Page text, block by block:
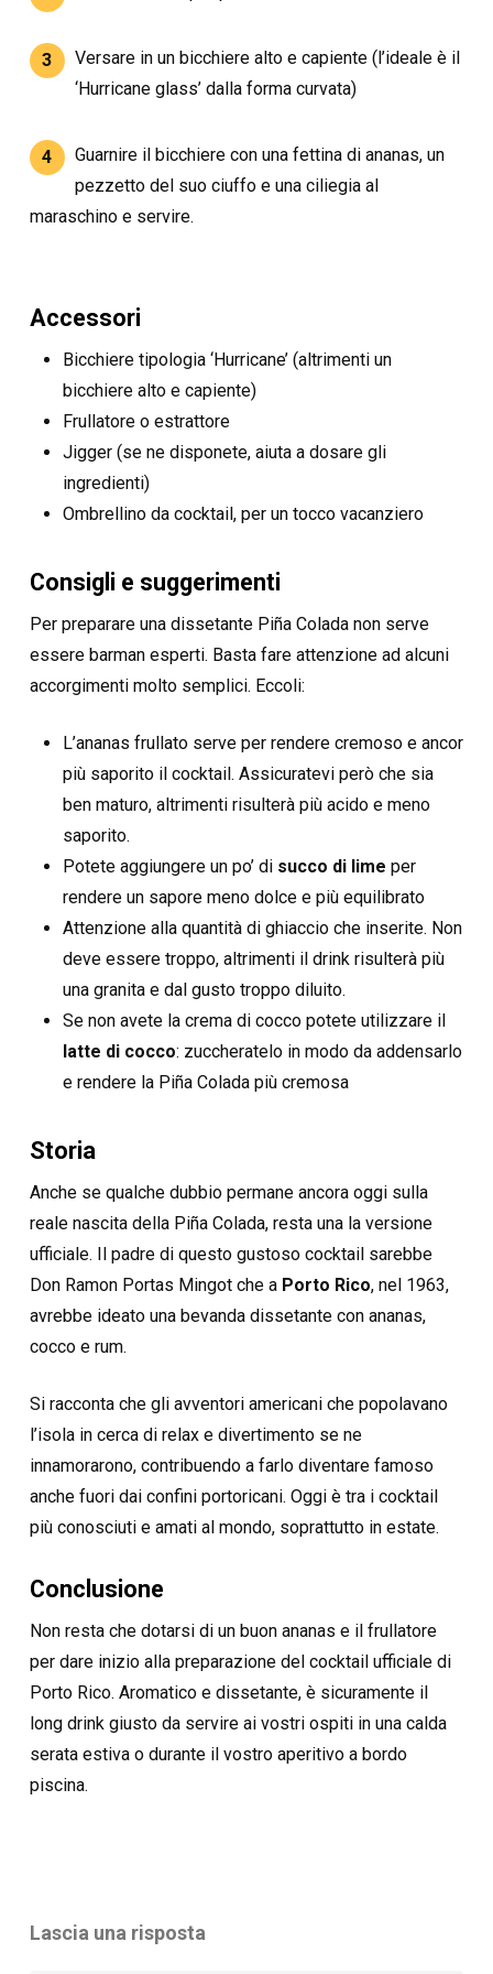
3
Versare in un bicchiere alto e capiente (l’ideale è il
‘Hurricane glass’ dalla forma curvata)
4
Guarnire il bicchiere con una fettina di ananas, un
pezzetto del suo ciuffo e una ciliegia al
maraschino e servire.
Accessori
Bicchiere tipologia ‘Hurricane’ (altrimenti un
bicchiere alto e capiente)
Frullatore o estrattore
Jigger (se ne disponete, aiuta a dosare gli
ingredienti)
Ombrellino da cocktail, per un tocco vacanziero
Consigli e suggerimenti
Per preparare una dissetante Piña Colada non serve
essere barman esperti. Basta fare attenzione ad alcuni
accorgimenti molto semplici. Eccoli:
L’ananas frullato serve per rendere cremoso e ancor
più saporito il cocktail. Assicuratevi però che sia
ben maturo, altrimenti risulterà più acido e meno
saporito.
Potete aggiungere un po’ di succo di lime per
rendere un sapore meno dolce e più equilibrato
Attenzione alla quantità di ghiaccio che inserite. Non
deve essere troppo, altrimenti il drink risulterà più
una granita e dal gusto troppo diluito.
Se non avete la crema di cocco potete utilizzare il
latte di cocco: zuccheratelo in modo da addensarlo
e rendere la Piña Colada più cremosa
Storia
Anche se qualche dubbio permane ancora oggi sulla
reale nascita della Piña Colada, resta una la versione
ufficiale. Il padre di questo gustoso cocktail sarebbe
Don Ramon Portas Mingot che a Porto Rico, nel 1963,
avrebbe ideato una bevanda dissetante con ananas,
cocco e rum.
Si racconta che gli avventori americani che popolavano
l’isola in cerca di relax e divertimento se ne
innamorarono, contribuendo a farlo diventare famoso
anche fuori dai confini portoricani. Oggi è tra i cocktail
più conosciuti e amati al mondo, soprattutto in estate.
Conclusione
Non resta che dotarsi di un buon ananas e il frullatore
per dare inizio alla preparazione del cocktail ufficiale di
Porto Rico. Aromatico e dissetante, è sicuramente il
long drink giusto da servire ai vostri ospiti in una calda
serata estiva o durante il vostro aperitivo a bordo
piscina.
Lascia una risposta